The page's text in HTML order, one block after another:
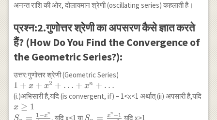
अनन्त राशि की ओर, दोलायमान श्रेणी (oscillating series) कहलाती है।
प्रश्न:2.गुणोत्तर श्रेणी का अपसरण कैसे ज्ञात करते
हैं? (How Do You Find the Convergence of
the Geometric Series?):
उत्तर:गुणोत्तर श्रेणी (Geometric Series)
1+x+x^{2}+\ldots+x^{n}+\ldots
1 + x + x2 + … + xn + …
(i.)अभिसारी है,यदि (is convergent, if) – 1<x<1 अर्थात् (ii) अपसारी है,यदिx
x ≥ 1
= 1−xn
, यदि x<1 याS_n=\frac{x^n-
= xn −1 यदि x>1